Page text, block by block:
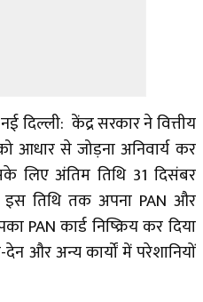
दिल्ली: केंद्र सरकार ने वित्तीय
आधार से जोड़ना अनिवार्य कर
लिए अंतिम तिथि 31 दिसंबर
तिथि तक अपना PAN और
PAN कार्ड निष्क्रिय कर दिया
और अन्य कार्यों में परेशानियों